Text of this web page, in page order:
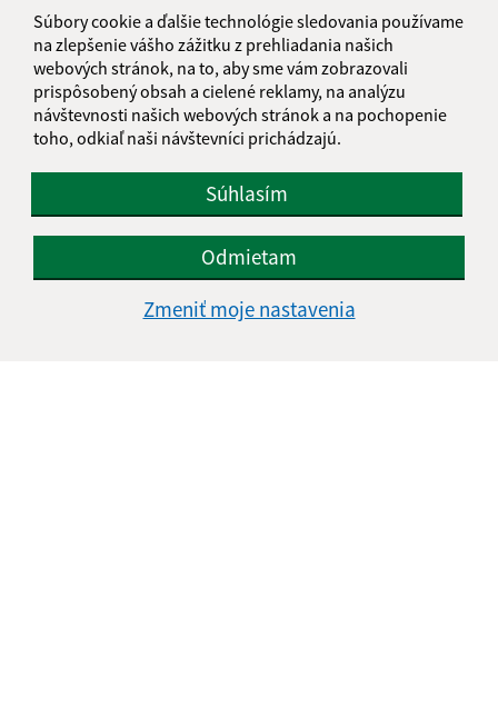
Súbory cookie a ďalšie technológie sledovania používame
na zlepšenie vášho zážitku z prehliadania našich
webových stránok, na to, aby sme vám zobrazovali
prispôsobený obsah a cielené reklamy, na analýzu
návštevnosti našich webových stránok a na pochopenie
toho, odkiaľ naši návštevníci prichádzajú.
Súhlasím
Odmietam
Zmeniť moje nastavenia
Licince 40
049 14 Licince
info@obec-licince.sk
+421 58 4881 960
IČO: 00328456